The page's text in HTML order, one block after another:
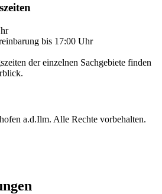
bis 17:00 Uhr
der einzelnen Sachgebiete finden
a.d.Ilm. Alle Rechte vorbehalten.